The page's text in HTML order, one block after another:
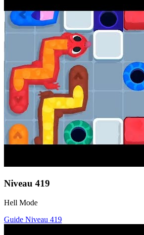
Niveau 419
Hell Mode
Guide Niveau 419